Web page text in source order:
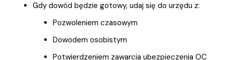
Gdy dowód będzie gotowy, udaj się do urzędu z:
Pozwoleniem czasowym
Dowodem osobistym
Potwierdzeniem zawarcia ubezpieczenia OC